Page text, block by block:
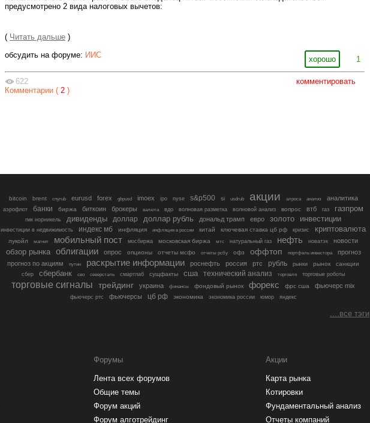
предусмотрено 2 вида налоговых вычетов:
( Читать дальше )
хорошо 1
обсудить на форуме: ИИС
комментировать
622
Комментарии ( 2 )
bitcoin brent cnyrub eurusd forex gbpusd imoex ipo nyse s&p500 si usdrub акции алроса анализ аналитика
аэрофлот банки биржа биткоин брокеры валюта вдо волновая разметка волновой анализ вопрос втб газ газпром
гмк норникель дивиденды доллар доллар рубль дональд трамп евро золото инвестиции
инвестиции в недвижимость индекс мб инфляция инфляция в россии китай ключевая ставка цб рф кризис криптовалюта
лукойл магнит мобильный пост мосбиржа московская биржа мтс натуральный газ нефть новатэк новости
обзор рынка облигации опрос опционы отчеты мсфо отчеты рсбу офз оффтоп портфель инвестора
прогноз
прогноз по акциям
путин раскрытие информации роснефть россия ртс рубль рынки рынок санкции
сбер сбербанк сво северсталь смартлаб сущфакты сша технический анализ торговля торговые роботы
торговые сигналы трейдинг украина финансы фондовый рынок форекс фрс сша фьючерс mix
фьючерс ртс фьючерсы цб рф экономика экономика россии юмор яндекс
....все тэги
Форумы
Лента всех форумов
Общие темы
Форум акций
Форум алготрейдинг
Акции
Карта рынка
Котировки
Фундаментальный анализ
Отчеты компаний